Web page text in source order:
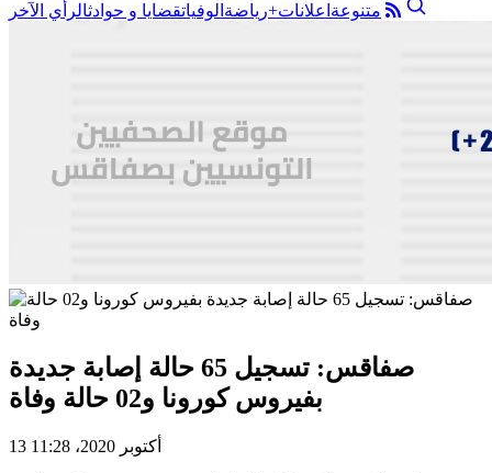
متنوعة اعلانات+رياضة الوفياتقضايا و حوادثالرأي الآخر
صفاقس: تسجيل 65 حالة إصابة جديدة
بفيروس كورونا و02 حالة وفاة
13 أكتوبر 2020، 11:28